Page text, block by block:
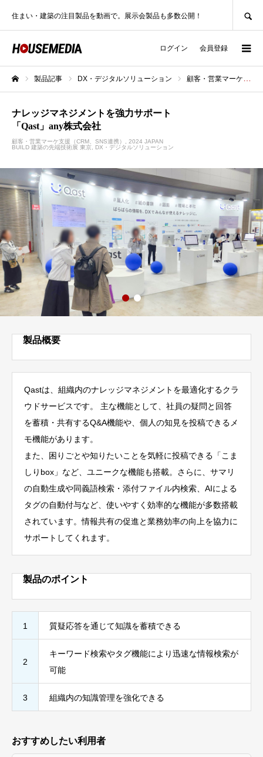
住まい・建築の注目製品を動画で。展示会製品も多数公開！
ログイン 会員登録
製品記事 DX・デジタルソリューション 顧客・営業マーケ支援（CRM、SNS連携）
ナレッジマネジメントを強力サポート
「Qast」any株式会社
顧客・営業マーケ支援（CRM、SNS連携）
2024 JAPAN
BUILD 建築の先端技術展 東京
DX・デジタルソリューション
製品概要
Qastは、組織内のナレッジマネジメントを最適化するクラ
ウドサービスです。 主な機能として、社員の疑問と回答
を蓄積・共有するQ&A機能や、個人の知見を投稿できるメ
モ機能があります。
また、困りごとや知りたいことを気軽に投稿できる「こま
しりbox」など、ユニークな機能も搭載。さらに、サマリ
の自動生成や同義語検索・添付ファイル内検索、AIによる
タグの自動付与など、使いやすく効率的な機能が多数搭載
されています。情報共有の促進と業務効率の向上を協力に
サポートしてくれます。
製品のポイント
1 質疑応答を通じて知識を蓄積できる
2
キーワード検索やタグ機能により迅速な情報検索が
可能
3 組織内の知識管理を強化できる
おすすめしたい利用者